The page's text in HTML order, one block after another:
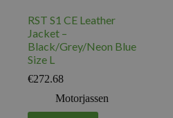
RST S1 CE Leather
Jacket –
Black/Grey/Neon Blue
Size L
€272.68
Motorjassen